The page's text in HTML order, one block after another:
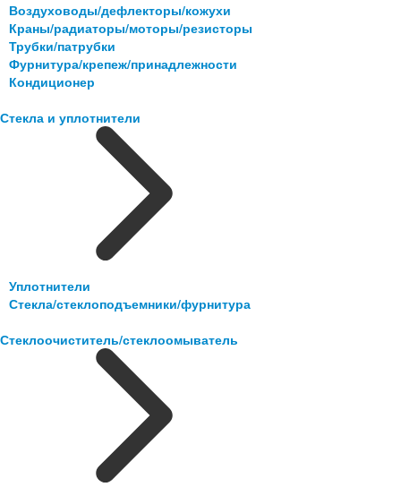
Воздуховоды/дефлекторы/кожухи
Краны/радиаторы/моторы/резисторы
Трубки/патрубки
Фурнитура/крепеж/принадлежности
Кондиционер
Стекла и уплотнители
Уплотнители
Стекла/стеклоподъемники/фурнитура
Стеклоочиститель/стеклоомыватель